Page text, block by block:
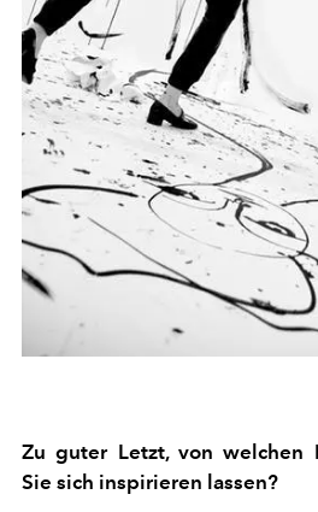
Zu guter Letzt, von welchen
Sie sich inspirieren lassen?